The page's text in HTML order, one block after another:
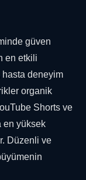
güven
en etkili
hasta deneyim
organik
Shorts ve
en yüksek
Düzenli ve